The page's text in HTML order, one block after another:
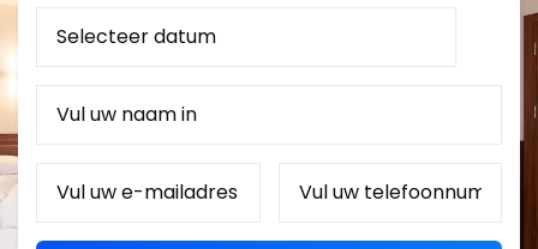
Reservering
Naam
Telefoonnummer